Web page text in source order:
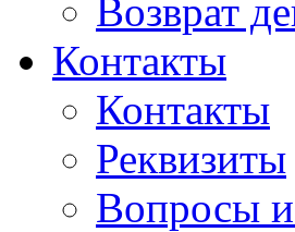
Возврат
Контакты
Контакты
Реквизиты
Вопросы